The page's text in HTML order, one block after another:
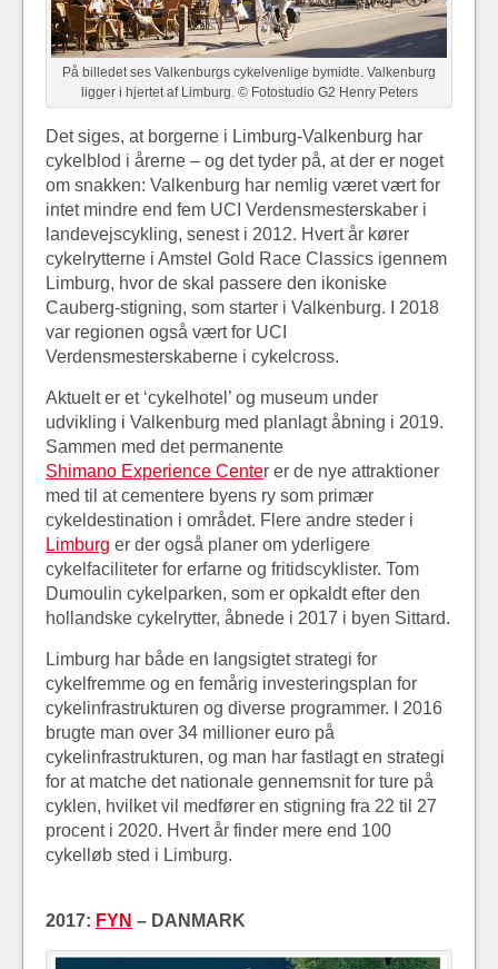
På billedet ses Valkenburgs cykelvenlige bymidte. Valkenburg
ligger i hjertet af Limburg. © Fotostudio G2 Henry Peters
Det siges, at borgerne i Limburg-Valkenburg har
cykelblod i årerne – og det tyder på, at der er noget
om snakken: Valkenburg har nemlig været vært for
intet mindre end fem UCI Verdensmesterskaber i
landevejscykling, senest i 2012. Hvert år kører
cykelrytterne i Amstel Gold Race Classics igennem
Limburg, hvor de skal passere den ikoniske
Cauberg-stigning, som starter i Valkenburg. I 2018
var regionen også vært for UCI
Verdensmesterskaberne i cykelcross.
Aktuelt er et ‘cykelhotel’ og museum under
udvikling i Valkenburg med planlagt åbning i 2019.
Sammen med det permanente
Shimano Experience Center er de nye attraktioner
med til at cementere byens ry som primær
cykeldestination i området. Flere andre steder i
Limburg er der også planer om yderligere
cykelfaciliteter for erfarne og fritidscyklister. Tom
Dumoulin cykelparken, som er opkaldt efter den
hollandske cykelrytter, åbnede i 2017 i byen Sittard.
Limburg har både en langsigtet strategi for
cykelfremme og en femårig investeringsplan for
cykelinfrastrukturen og diverse programmer. I 2016
brugte man over 34 millioner euro på
cykelinfrastrukturen, og man har fastlagt en strategi
for at matche det nationale gennemsnit for ture på
cyklen, hvilket vil medfører en stigning fra 22 til 27
procent i 2020. Hvert år finder mere end 100
cykelløb sted i Limburg.
2017: FYN – DANMARK